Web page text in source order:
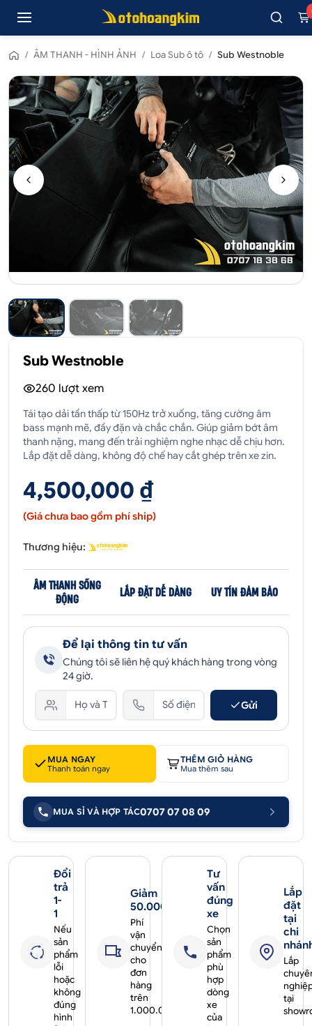
/ ÂM THANH - HÌNH ẢNH / Loa Sub ô tô / Sub Westnoble
Sub Westnoble
260 lượt xem
Tái tạo dải tần thấp từ 150Hz trở xuống, tăng cường âm
bass mạnh mẽ, đầy đặn và chắc chắn. Giúp giảm bớt âm
thanh nặng, mang đến trải nghiệm nghe nhạc dễ chịu hơn.
Lắp đặt dễ dàng, không độ chế hay cắt ghép trên xe zin.
4,500,000 ₫
(Giá chưa bao gồm phí ship)
Thương hiệu:
ÂM THANH SỐNG
ĐỘNG
LẮP ĐẶT DỄ DÀNG UY TÍN ĐẢM BẢO
Để lại thông tin tư vấn
Chúng tôi sẽ liên hệ quý khách hàng trong vòng
24 giờ.
Gửi
MUA NGAY
Thanh toán ngay
THÊM GIỎ HÀNG
Mua thêm sau
MUA SỈ VÀ HỢP TÁC0707 07 08 09
Đổi
trả
1-
1
Nếu
sản
phẩm
lỗi
hoặc
không
đúng
hình
Giảm
50.000₫
Phí
vận
chuyển
cho
đơn
hàng
trên
1.000.000₫
Tư
vấn
đúng
xe
Chọn
sản
phẩm
phù
hợp
dòng
xe
của
Lắp
đặt
tại
chi
Lắp
tại